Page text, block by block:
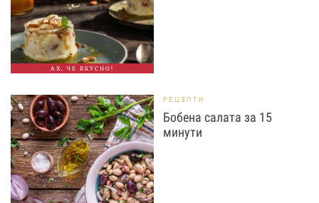
АХ, ЧЕ ВКУСНО!
РЕЦЕПТИ
Бобена салата за 15
минути